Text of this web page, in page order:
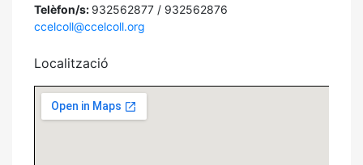
Telèfon/s: 932562877 / 932562876
ccelcoll@ccelcoll.org
Localització